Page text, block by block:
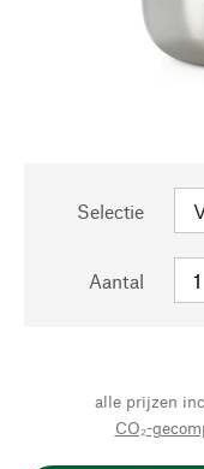
Selectie
Aantal
alle prijzen
CO₂-